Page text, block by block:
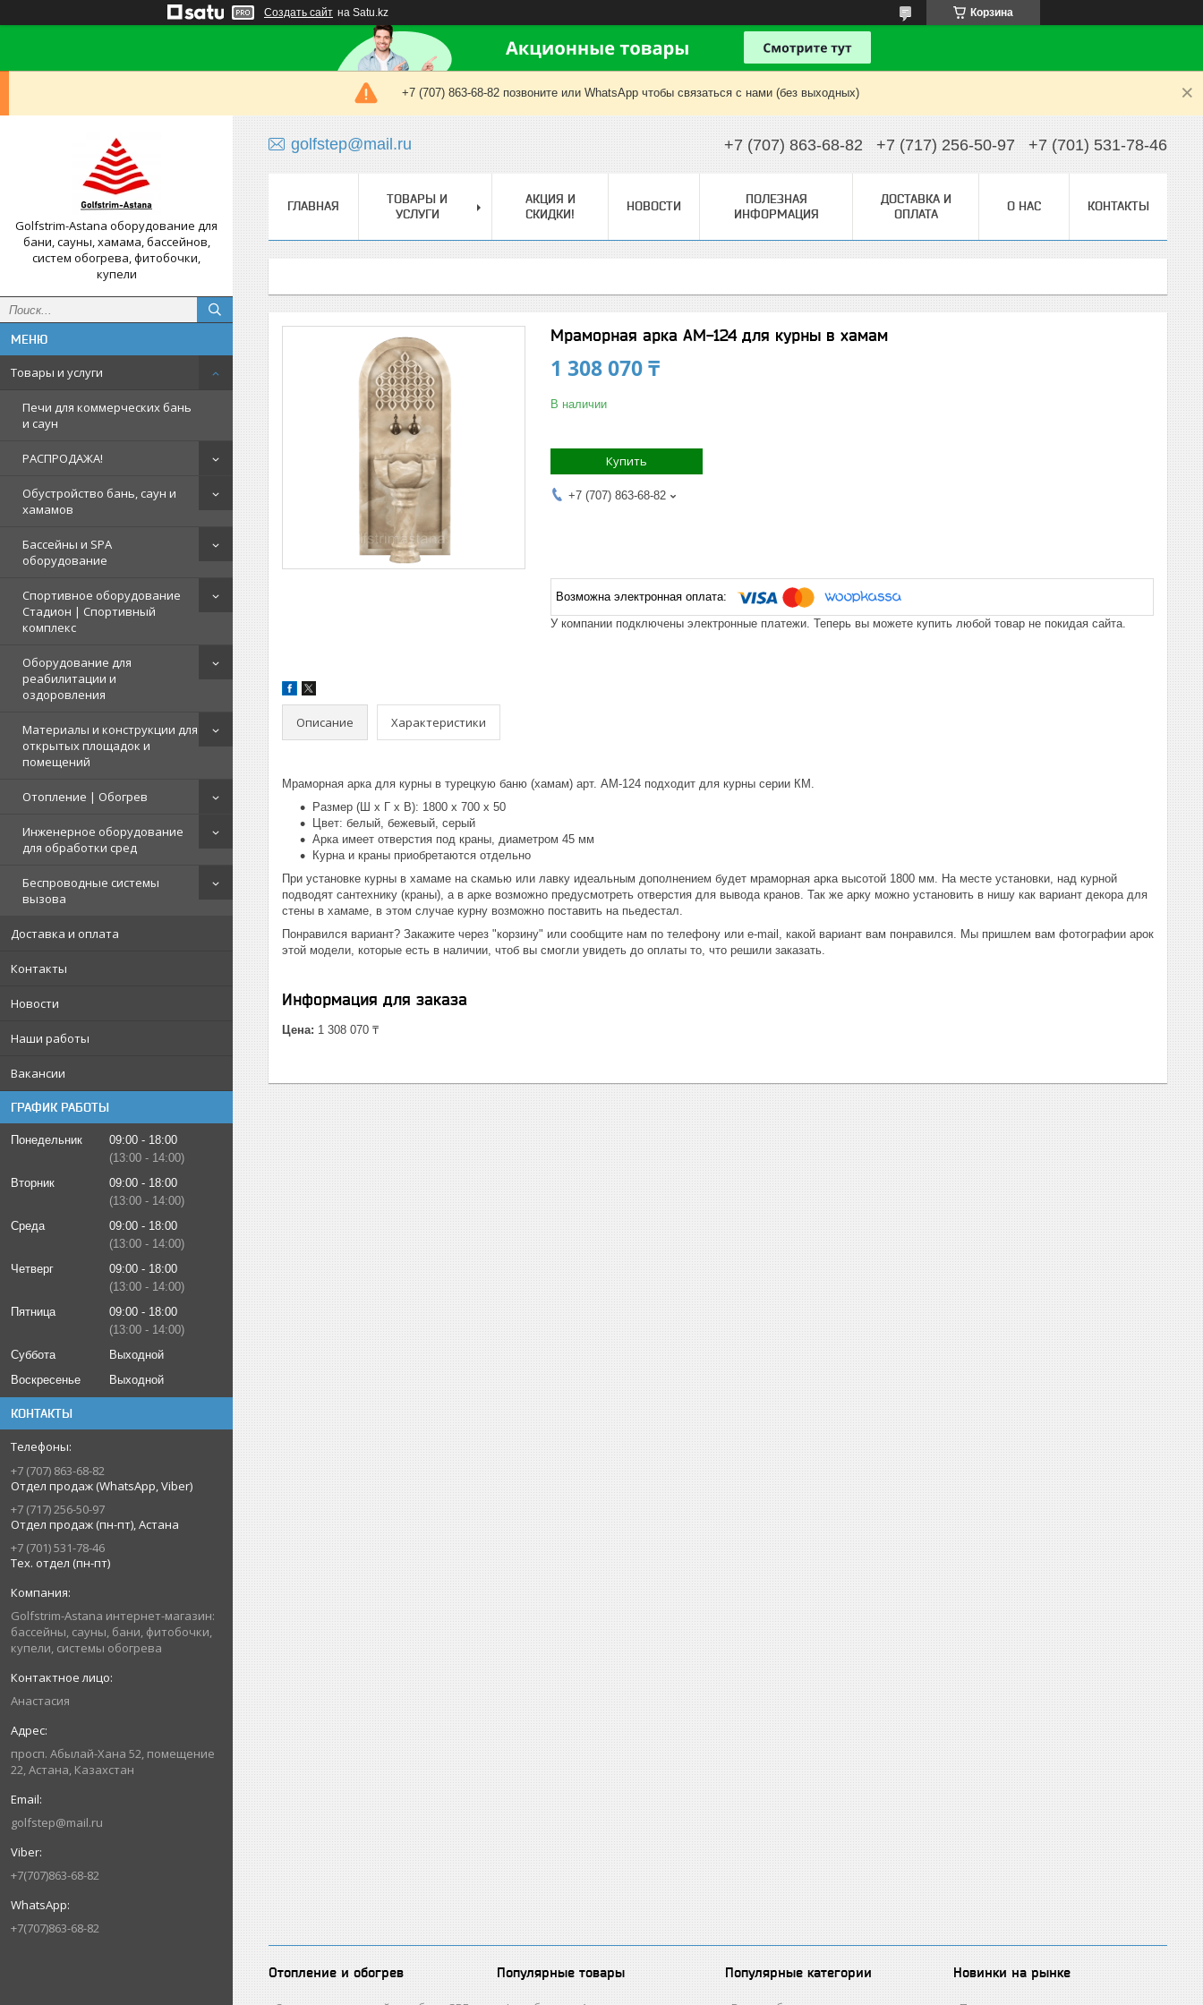
Создать сайт на Satu.kz Корзина
+7 (707) 863-68-82 позвоните или WhatsApp чтобы связаться с нами (без выходных)
Golfstrim-Astana оборудование для
бани, сауны, хамама, бассейнов,
систем обогрева, фитобочки,
купели
Товары и услуги
Печи для коммерческих бань
и саун
РАСПРОДАЖА!
Обустройство бань, саун и
хамамов
Бассейны и SPA
оборудование
Спортивное оборудование
Стадион | Cпортивный
комплекс
Оборудование для
реабилитации и
оздоровления
Материалы и конструкции для
открытых площадок и
помещений
Отопление | Обогрев
Инженерное оборудование
для обработки сред
Беспроводные системы
вызова
Доставка и оплата
Контакты
Новости
Наши работы
Вакансии
ГРАФИК РАБОТЫ
Понедельник 09:00
18:00
13:00
14:00
Вторник
09:00
18:00
13:00
14:00
Среда
09:00
18:00
13:00
14:00
Четверг
09:00
18:00
13:00
14:00
Пятница
09:00
18:00
13:00
14:00
Суббота
Выходной
Воскресенье
Выходной
КОНТАКТЫ
+7 (707) 863-68-82
Отдел продаж (WhatsApp, Viber)
+7 (717) 256-50-97
Отдел продаж (пн-пт), Астана
+7 (701) 531-78-46
Тех. отдел (пн-пт)
Golfstrim-Astana интернет-магазин:
бассейны, сауны, бани, фитобочки,
купели, системы обогрева
Анастасия
просп. Абылай-Хана 52, помещение
22, Астана, Казахстан
golfstep@mail.ru
+7(707)863-68-82
+7(707)863-68-82
golfstep@mail.ru +7 (707) 863-68-82 +7 (717) 256-50-97 +7 (701) 531-78-46
ГЛАВНАЯ
ТОВАРЫ И
УСЛУГИ
АКЦИЯ И
СКИДКИ!
НОВОСТИ
ПОЛЕЗНАЯ
ИНФОРМАЦИЯ
ДОСТАВКА И
ОПЛАТА
О НАС КОНТАКТЫ
Мраморная арка АМ-124 для курны в хамам
1 308 070 ₸
В наличии
Купить
+7 (707) 863-68-82
У компании подключены электронные платежи. Теперь вы можете купить любой товар не покидая сайта.
Описание Характеристики
Мраморная арка для курны в турецкую баню (хамам) арт. АМ-124 подходит для курны серии КМ.
Размер (Ш х Г х В): 1800 х 700 х 50
Цвет: белый, бежевый, серый
Арка имеет отверстия под краны, диаметром 45 мм
Курна и краны приобретаются отдельно
При установке курны в хамаме на скамью или лавку идеальным дополнением будет мраморная арка высотой 1800 мм. На месте установки, над курной
подводят сантехнику (краны), а в арке возможно предусмотреть отверстия для вывода кранов. Так же арку можно установить в нишу как вариант декора для
стены в хамаме, в этом случае курну возможно поставить на пьедестал.
Понравился вариант? Закажите через "корзину" или сообщите нам по телефону или e-mail, какой вариант вам понравился. Мы пришлем вам фотографии арок
этой модели, которые есть в наличии, чтоб вы смогли увидеть до оплаты то, что решили заказать.
Информация для заказа
Цена: 1 308 070 ₸
Отопление и обогрев Популярные товары Популярные категории Новинки на рынке